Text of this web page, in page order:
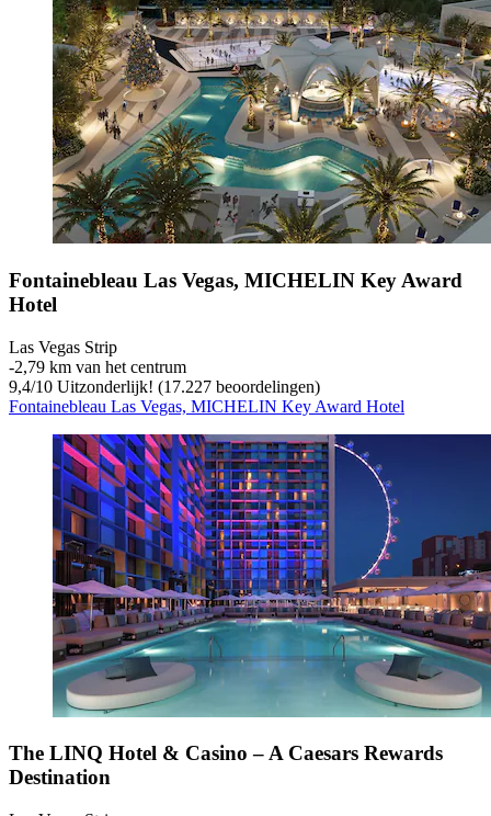
Fontainebleau Las Vegas, MICHELIN Key Award
Hotel
Las Vegas Strip
‐2,79 km van het centrum
9,4/10 Uitzonderlijk! (17.227 beoordelingen)
Fontainebleau Las Vegas, MICHELIN Key Award Hotel
The LINQ Hotel & Casino – A Caesars Rewards
Destination